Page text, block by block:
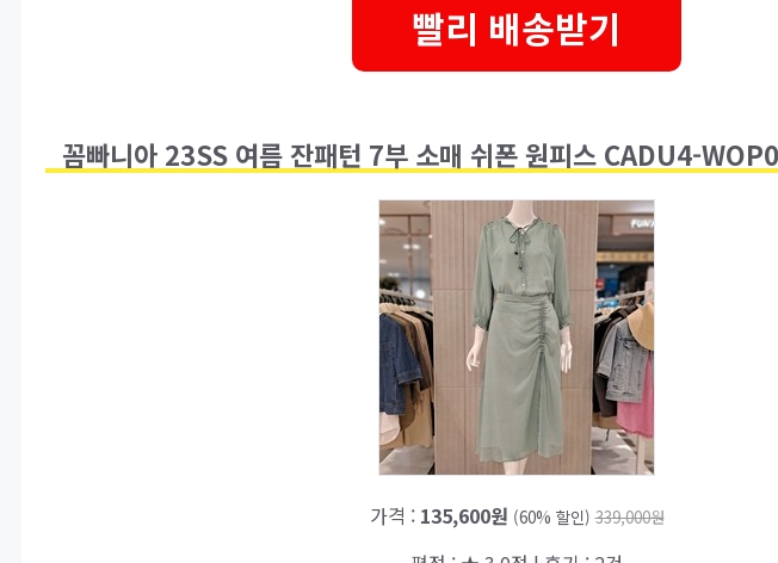
빨리 배송받기
꼼빠니아 23SS 여름 잔패턴 7부 소매 쉬폰 원피스 CADU4-
가격 : 135,600원 (60% 할인) 339,000원